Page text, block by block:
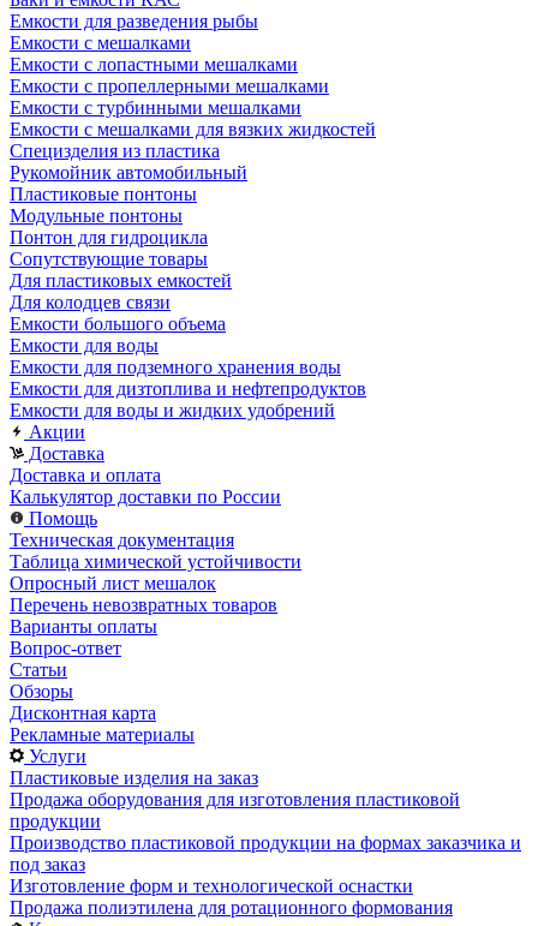
Емкости для разведения рыбы
Емкости с мешалками
Емкости с лопастными мешалками
Емкости с пропеллерными мешалками
Емкости с турбинными мешалками
Емкости с мешалками для вязких жидкостей
Специзделия из пластика
Рукомойник автомобильный
Пластиковые понтоны
Модульные понтоны
Понтон для гидроцикла
Сопутствующие товары
Для пластиковых емкостей
Для колодцев связи
Емкости большого объема
Емкости для воды
Емкости для подземного хранения воды
Емкости для дизтоплива и нефтепродуктов
Емкости для воды и жидких удобрений
Акции
Доставка
Доставка и оплата
Калькулятор доставки по России
Помощь
Техническая документация
Таблица химической устойчивости
Опросный лист мешалок
Перечень невозвратных товаров
Варианты оплаты
Вопрос-ответ
Статьи
Обзоры
Дисконтная карта
Рекламные материалы
Услуги
Пластиковые изделия на заказ
Продажа оборудования для изготовления пластиковой
продукции
Производство пластиковой продукции на формах заказчика и
под заказ
Изготовление форм и технологической оснастки
Продажа полиэтилена для ротационного формования